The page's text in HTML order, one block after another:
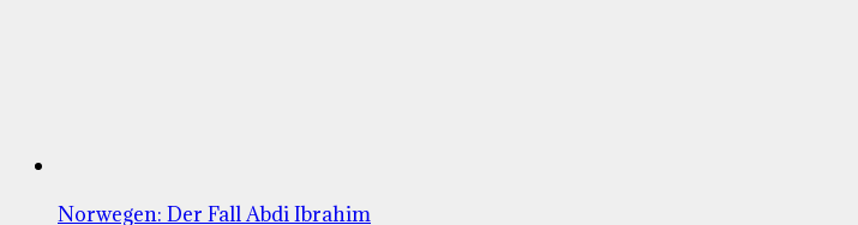
Norwegen: Der Fall Abdi Ibrahim